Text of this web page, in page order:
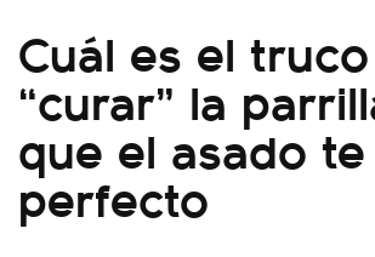
Cuál es el
“curar” la
que el asado
perfecto